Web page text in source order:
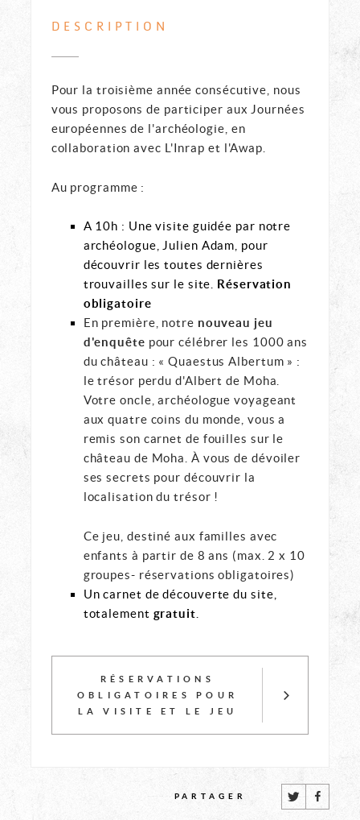
DESCRIPTION
Pour la troisième année consécutive, nous
vous proposons de participer aux Journées
européennes de l'archéologie, en
collaboration avec L'Inrap et l'Awap.
Au programme :
A 10h : Une visite guidée par notre
archéologue, Julien Adam, pour
découvrir les toutes dernières
trouvailles sur le site. Réservation
obligatoire
En première, notre nouveau jeu
d'enquête pour célébrer les 1000 ans
du château : « Quaestus Albertum » :
le trésor perdu d'Albert de Moha.
Votre oncle, archéologue voyageant
aux quatre coins du monde, vous a
remis son carnet de fouilles sur le
château de Moha. À vous de dévoiler
ses secrets pour découvrir la
localisation du trésor !
Ce jeu, destiné aux familles avec
enfants à partir de 8 ans (max. 2 x 10
groupes- réservations obligatoires)
Un carnet de découverte du site,
totalement gratuit
RÉSERVATIONS
OBLIGATOIRES POUR
LA VISITE ET LE JEU
PARTAGER